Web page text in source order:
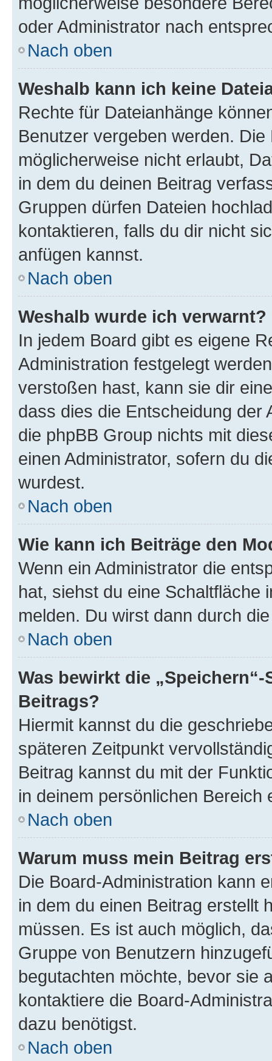
oder Administrator nach
Nach oben
Weshalb kann ich keine
Rechte für Dateianhänge
Benutzer vergeben werden.
möglicherweise nicht erlaubt,
in dem du deinen Beitrag
Gruppen dürfen Dateien
kontaktieren, falls du dir nicht
anfügen kannst.
Nach oben
Weshalb wurde ich verwarnt?
In jedem Board gibt es eigene
Administration festgelegt
verstoßen hast, kann sie dir
dass dies die Entscheidung der
die phpBB Group nichts mit
einen Administrator, sofern du
wurdest.
Nach oben
Wie kann ich Beiträge den
Wenn ein Administrator die
hat, siehst du eine Schaltfläche
melden. Du wirst dann durch
Nach oben
Was bewirkt die
Beitrags?
Hiermit kannst du die
späteren Zeitpunkt
Beitrag kannst du mit der
in deinem persönlichen Bereich
Nach oben
Warum muss mein Beitrag
Die Board-Administration kann
in dem du einen Beitrag erstellt
müssen. Es ist auch möglich,
Gruppe von Benutzern
begutachten möchte, bevor sie
kontaktiere die Board-
dazu benötigst.
Nach oben